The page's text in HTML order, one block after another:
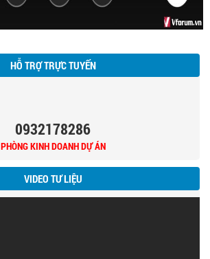
HỖ TRỢ TRỰC TUYẾN
0932178286
PHÒNG KINH DOANH DỰ ÁN
VIDEO TƯ LIỆU